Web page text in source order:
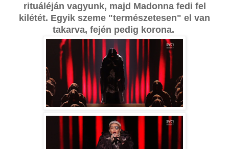
rituáléján vagyunk, majd Madonna fedi fel
kilétét. Egyik szeme "természetesen" el van
takarva, fején pedig korona.